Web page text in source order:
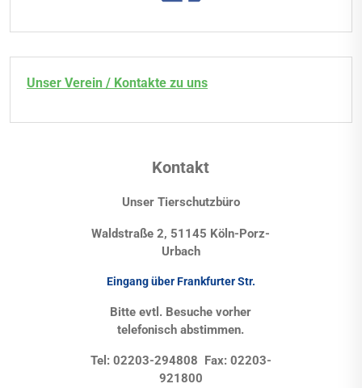
Unser Verein / Kontakte zu uns
Kontakt
Unser Tierschutzbüro
Waldstraße 2, 51145 Köln-Porz-
Urbach
Eingang über Frankfurter Str.
Bitte evtl. Besuche vorher
telefonisch abstimmen.
Tel: 02203-294808 Fax: 02203-
921800